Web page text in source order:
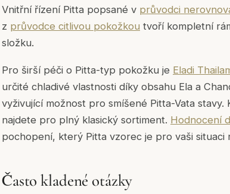
Vnitřní řízení Pitta popsané v průvodci
z průvodce citlivou pokožkou tvoří kompletní
složku.
Pro širší péči o Pitta-typ pokožku je Eladi
určité chladivé vlastnosti díky obsahu Ela a
vyživující možnost pro smíšené Pitta-Vata stavy.
najdete pro plný klasický sortiment. Hodnocení
pochopení, který Pitta vzorec je pro vaši situaci
Často kladené otázky